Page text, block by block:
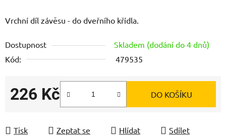
Vrchní díl závěsu - do dveřního křídla.
Dostupnost
Skladem (dodání do 4 dnů)
Kód:
479535
226 Kč DO KOŠÍKU
Tisk Zeptat se Hlídat Sdílet